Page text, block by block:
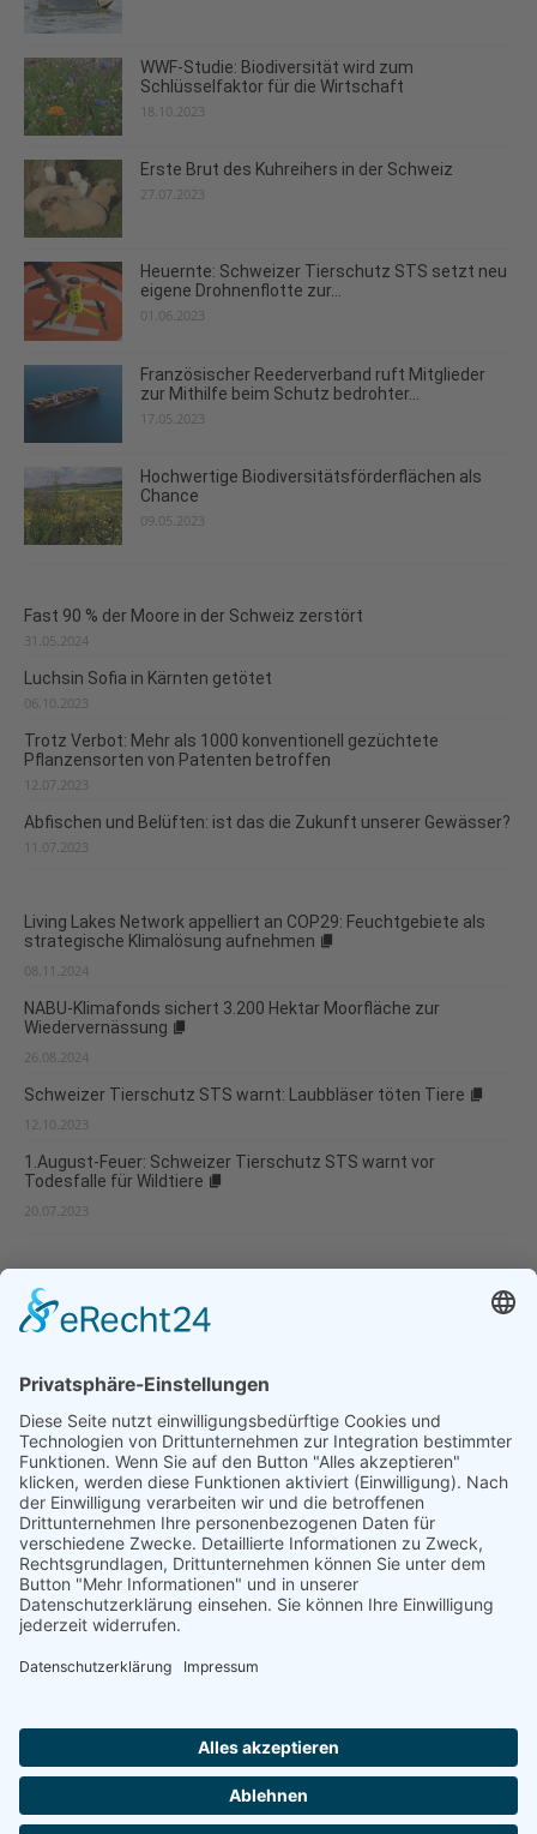
WWF-Studie: Biodiversität wird zum
Schlüsselfaktor für die Wirtschaft
18.10.2023
Erste Brut des Kuhreihers in der Schweiz
27.07.2023
Heuernte: Schweizer Tierschutz STS setzt neu
eigene Drohnenflotte zur...
01.06.2023
Französischer Reederverband ruft Mitglieder
zur Mithilfe beim Schutz bedrohter...
17.05.2023
Hochwertige Biodiversitätsförderflächen als
Chance
09.05.2023
Fast 90 % der Moore in der Schweiz zerstört
31.05.2024
Luchsin Sofia in Kärnten getötet
06.10.2023
Trotz Verbot: Mehr als 1000 konventionell gezüchtete
Pflanzensorten von Patenten betroffen
12.07.2023
Abfischen und Belüften: ist das die Zukunft unserer Gewässer?
11.07.2023
Living Lakes Network appelliert an COP29: Feuchtgebiete als
strategische Klimalösung aufnehmen
08.11.2024
NABU-Klimafonds sichert 3.200 Hektar Moorfläche zur
Wiedervernässung
26.08.2024
Schweizer Tierschutz STS warnt: Laubbläser töten Tiere
12.10.2023
1.August-Feuer: Schweizer Tierschutz STS warnt vor
Todesfalle für Wildtiere
20.07.2023
Datenschutzerklärung
Impressum
© GreenConnect®2000 - 2026